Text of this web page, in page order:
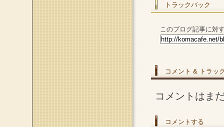
トラックバック
このブログ記事に対
コメント & トラッ
コメントはま
コメントする